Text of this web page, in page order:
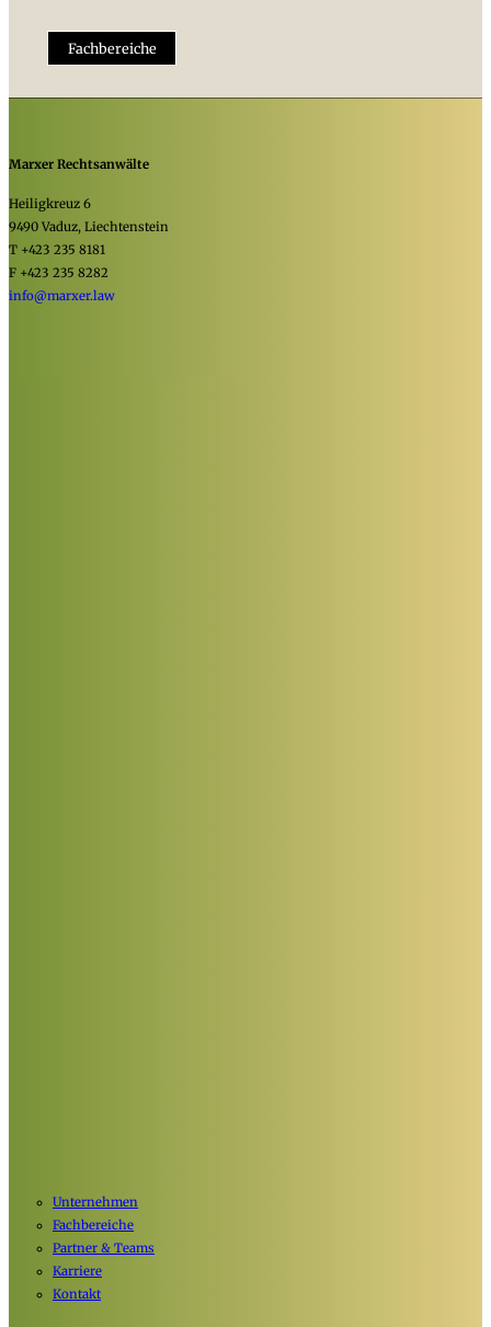
Fachbereiche
Marxer Rechtsanwälte
Heiligkreuz 6
9490 Vaduz, Liechtenstein
T +423 235 8181
F +423 235 8282
info@marxer.law
Unternehmen
Fachbereiche
Partner & Teams
Karriere
Kontakt